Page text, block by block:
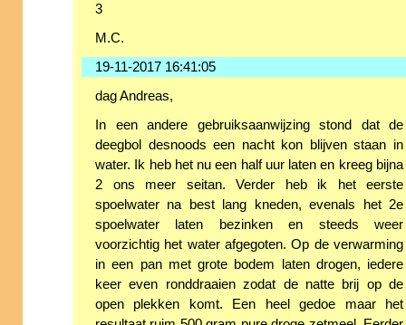
3
M.C.
19-11-2017 16:41:05
dag Andreas,
In een andere gebruiksaanwijzing stond dat de
deegbol desnoods een nacht kon blijven staan in
water. Ik heb het nu een half uur laten en kreeg bijna
2 ons meer seitan. Verder heb ik het eerste
spoelwater na best lang kneden, evenals het 2e
spoelwater laten bezinken en steeds weer
voorzichtig het water afgegoten. Op de verwarming
in een pan met grote bodem laten drogen, iedere
keer even ronddraaien zodat de natte brij op de
open plekken komt. Een heel gedoe maar het